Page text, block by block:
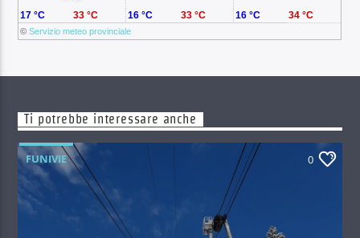
©Servizio meteo provinciale
17 °C 33 °C 16 °C 33 °C 16 °C 34 °C
Ti potrebbe interessare anche
FUNIVIE 0